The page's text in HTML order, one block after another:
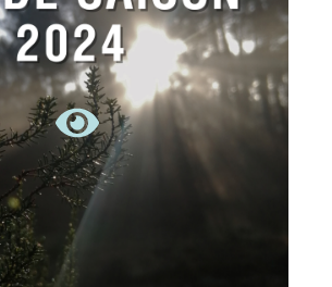
FIN DE SAISON 2024
EN SAVOIR +